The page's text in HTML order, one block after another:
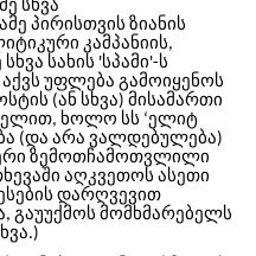
სხვა
პირისთვის ზიანის
კამპანიის,
სახის 'სპამი'-ს
უფლება გამოიყენოს
(ან სხვა) მისამართი
ხოლო სს ‘ელიტ
(და არა ვალდებულება)
ზემოთჩამოთვლილი
აღკვეთოს ასეთი
დარღვევით
გაუუქმოს მომხმარებელს